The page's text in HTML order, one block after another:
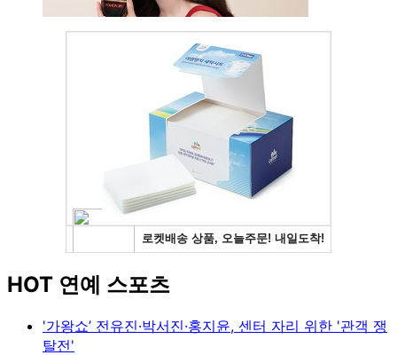
HOT 연예 스포츠
'가왕쇼’ 전유진·박서진·홍지윤, 센터 자리 위한 '관객 쟁
탈전'